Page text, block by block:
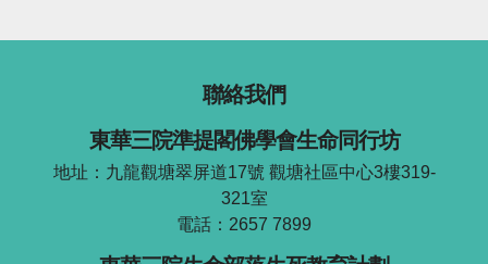
聯絡我們
東華三院準提閣佛學會生命同行坊
地址：九龍觀塘翠屏道17號 觀塘社區中心3樓319-
321室
電話：2657 7899